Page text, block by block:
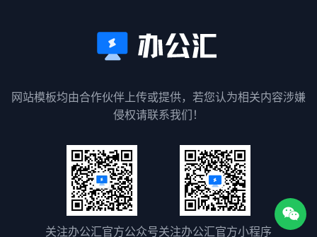
网站模板均由合作伙伴上传或提供，若您认为相关内容涉嫌
侵权请联系我们！
关注办公汇官方公众号关注办公汇官方小程序